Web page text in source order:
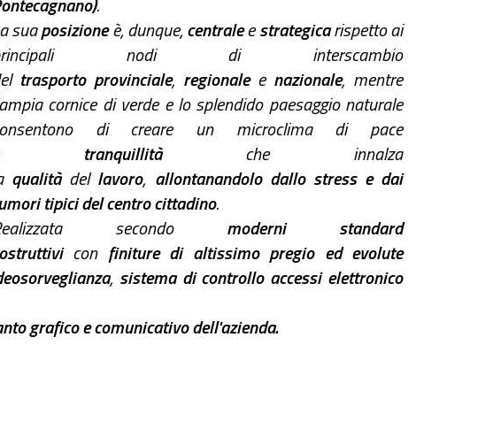
suaposizioneè, dunque,centraleestrategicarispetto ai
nodi di interscambio
trasporto provinciale, regionale e nazionale, mentre
cornice di verde e lo splendido paesaggio naturale
di creare un microclima di pace
tranquillità che innalza
qualità del lavoro, allontanandolo dallo stress e dai
tipici del centro cittadino.
secondo moderni standard
con finiture di altissimo pregio ed evolute
, sistema di controllo accessi elettronico
grafico e comunicativo dell'azienda.